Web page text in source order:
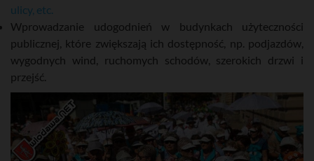
ulicy, etc.
Wprowadzanie udogodnień w budynkach użyteczności
publicznej, które zwiększają ich dostępność, np. podjazdów,
wygodnych wind, ruchomych schodów, szerokich drzwi i
przejść.